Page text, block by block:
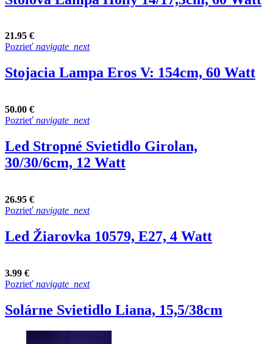
21.95 €
Pozrieť navigate_next
Stojacia Lampa Eros V: 154cm, 60 Watt
50.00 €
Pozrieť navigate_next
Led Stropné Svietidlo Girolan,
30/30/6cm, 12 Watt
26.95 €
Pozrieť navigate_next
Led Žiarovka 10579, E27, 4 Watt
3.99 €
Pozrieť navigate_next
Solárne Svietidlo Liana, 15,5/38cm